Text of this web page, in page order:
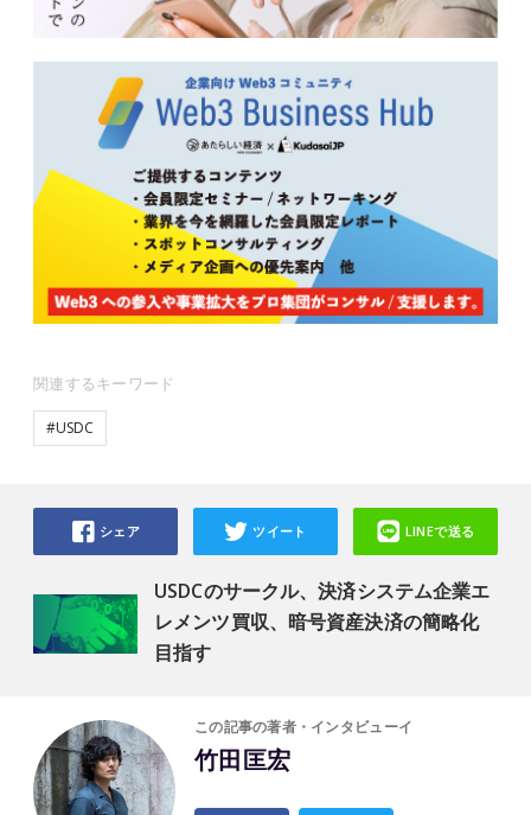
関連するキーワード
#USDC
USDCのサークル、決済システム企業エ
レメンツ買収、暗号資産決済の簡略化
目指す
シェア ツイート LINEで送る
この記事の著者・インタビューイ
竹田匡宏